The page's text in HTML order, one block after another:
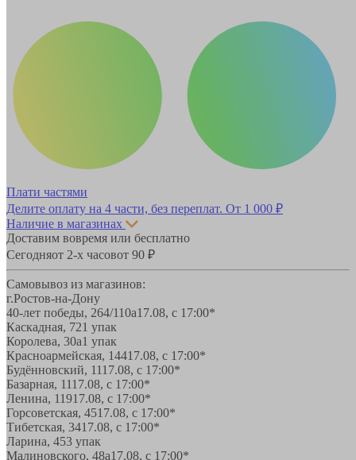
Плати частями
Делите оплату на 4 части, без переплат. От 1 000 ₽
Наличие в магазинах
Доставим вовремя или бесплатно
Сегодняот 2-х часовот 90 ₽
Самовывоз из магазинов:
г.Ростов-на-Дону
40-лет победы, 264/110а17.08, с 17:00*
Каскадная, 721 упак
Королева, 30а1 упак
Красноармейская, 14417.08, с 17:00*
Будённовский, 1117.08, с 17:00*
Базарная, 1117.08, с 17:00*
Ленина, 11917.08, с 17:00*
Горсоветская, 4517.08, с 17:00*
Тибетская, 3417.08, с 17:00*
Ларина, 453 упак
Малиновского, 48а17.08, с 17:00*